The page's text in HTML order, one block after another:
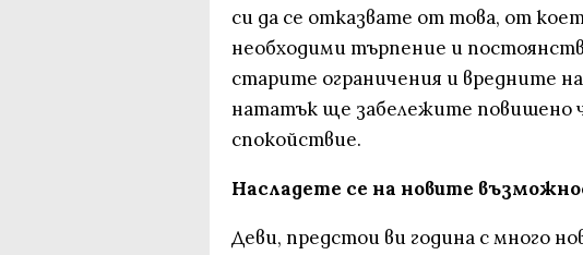
си да се отказвате от това, от
необходими търпение и
старите ограничения и вредните
нататък ще забележите повишено
спокойствие.
Насладете се на новите
Деви, предстои ви година с много